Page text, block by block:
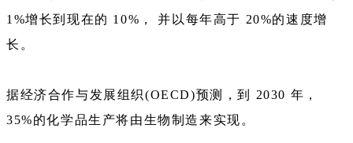
1%增长到现在的 10%， 并以每年高于 20%的速度增
长。
据经济合作与发展组织(OECD)预测，到 2030 年，
35%的化学品生产将由生物制造来实现。